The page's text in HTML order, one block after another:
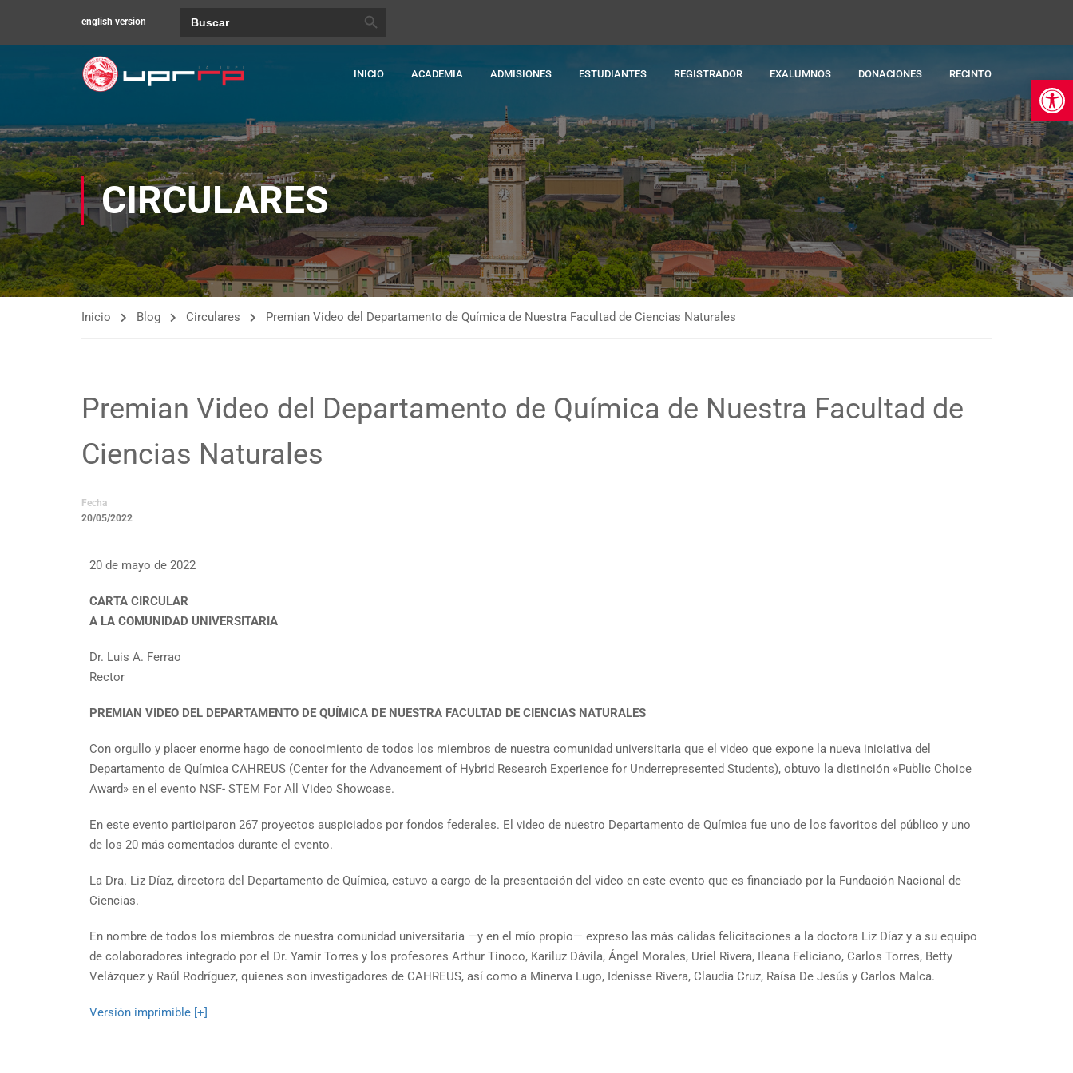
english version
INICIO ACADEMIA ADMISIONES ESTUDIANTES REGISTRADOR EXALUMNOS DONACIONES RECINTO
CIRCULARES
Inicio Blog Circulares Premian Video del Departamento de Química de Nuestra Facultad de Ciencias Naturales
Premian Video del Departamento de Química de Nuestra Facultad de
Ciencias Naturales
Fecha
20/05/2022
20 de mayo de 2022
CARTA CIRCULAR
A LA COMUNIDAD UNIVERSITARIA
Dr. Luis A. Ferrao
Rector
PREMIAN VIDEO DEL DEPARTAMENTO DE QUÍMICA DE NUESTRA FACULTAD DE CIENCIAS NATURALES
Con orgullo y placer enorme hago de conocimiento de todos los miembros de nuestra comunidad universitaria que el video que expone la nueva iniciativa del
Departamento de Química CAHREUS (Center for the Advancement of Hybrid Research Experience for Underrepresented Students), obtuvo la distinción «Public Choice
Award» en el evento NSF- STEM For All Video Showcase.
En este evento participaron 267 proyectos auspiciados por fondos federales. El video de nuestro Departamento de Química fue uno de los favoritos del público y uno
de los 20 más comentados durante el evento.
La Dra. Liz Díaz, directora del Departamento de Química, estuvo a cargo de la presentación del video en este evento que es financiado por la Fundación Nacional de
Ciencias.
En nombre de todos los miembros de nuestra comunidad universitaria —y en el mío propio— expreso las más cálidas felicitaciones a la doctora Liz Díaz y a su equipo
de colaboradores integrado por el Dr. Yamir Torres y los profesores Arthur Tinoco, Kariluz Dávila, Ángel Morales, Uriel Rivera, Ileana Feliciano, Carlos Torres, Betty
Velázquez y Raúl Rodríguez, quienes son investigadores de CAHREUS, así como a Minerva Lugo, Idenisse Rivera, Claudia Cruz, Raísa De Jesús y Carlos Malca.
Versión imprimible [+]